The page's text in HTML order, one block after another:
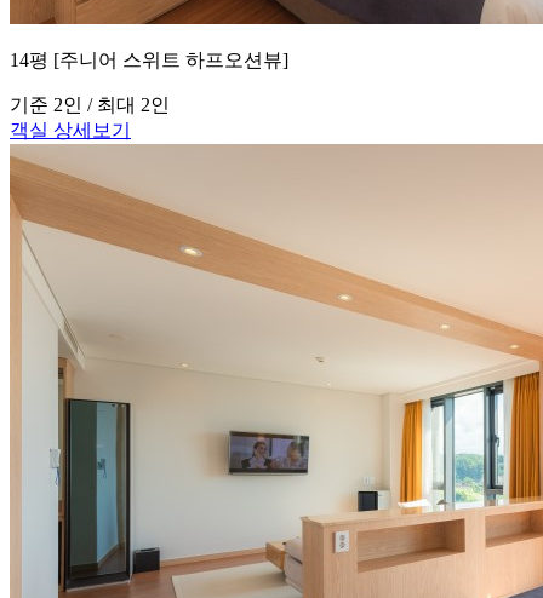
14평 [주니어 스위트 하프오션뷰]
기준 2인 / 최대 2인
객실 상세보기